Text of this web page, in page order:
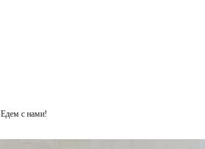
Едем с нами!